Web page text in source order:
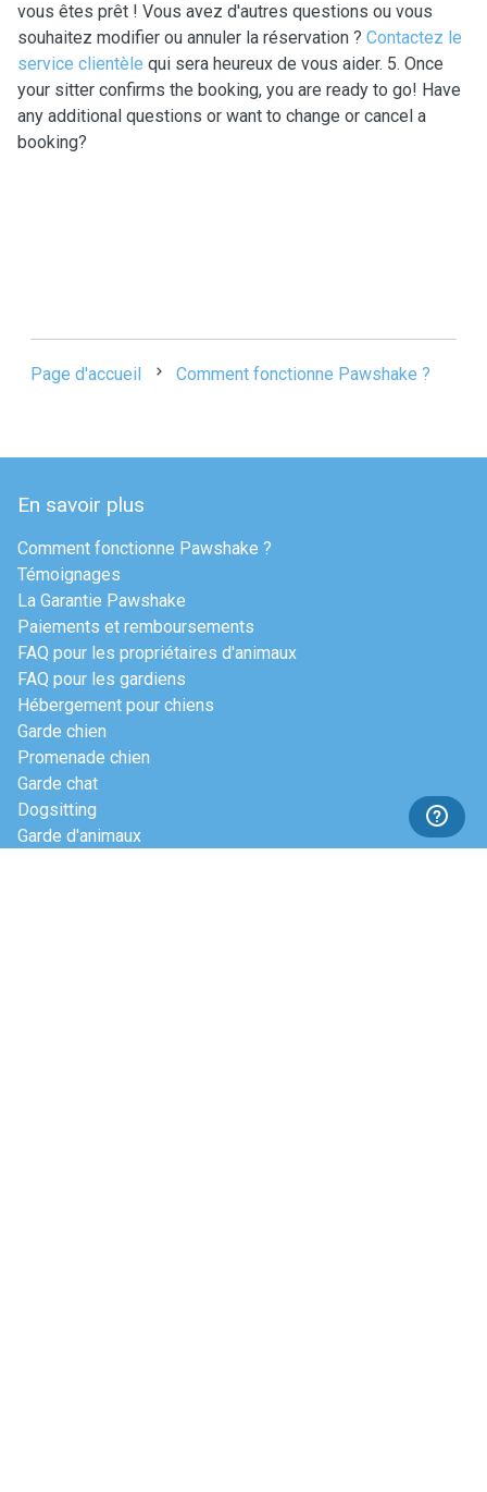
vous êtes prêt ! Vous avez d'autres questions ou vous
souhaitez modifier ou annuler la réservation ? Contactez le
service clientèle qui sera heureux de vous aider. 5. Once
your sitter confirms the booking, you are ready to go! Have
any additional questions or want to change or cancel a
booking?
Page d'accueil Comment fonctionne Pawshake ?
En savoir plus
Comment fonctionne Pawshake ?
Témoignages
La Garantie Pawshake
Paiements et remboursements
FAQ pour les propriétaires d'animaux
FAQ pour les gardiens
Hébergement pour chiens
Garde chien
Promenade chien
Garde chat
Dogsitting
Garde d'animaux